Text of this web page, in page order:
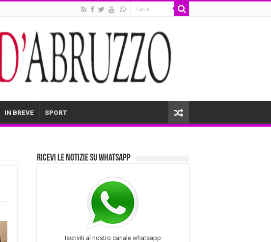
IN BREVE SPORT
Ricevi le notizie su Whatsapp
Iscriviti al nostro canale whatsapp